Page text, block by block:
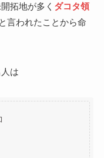
拓地が多く ダコタ領
言われたことから命
は